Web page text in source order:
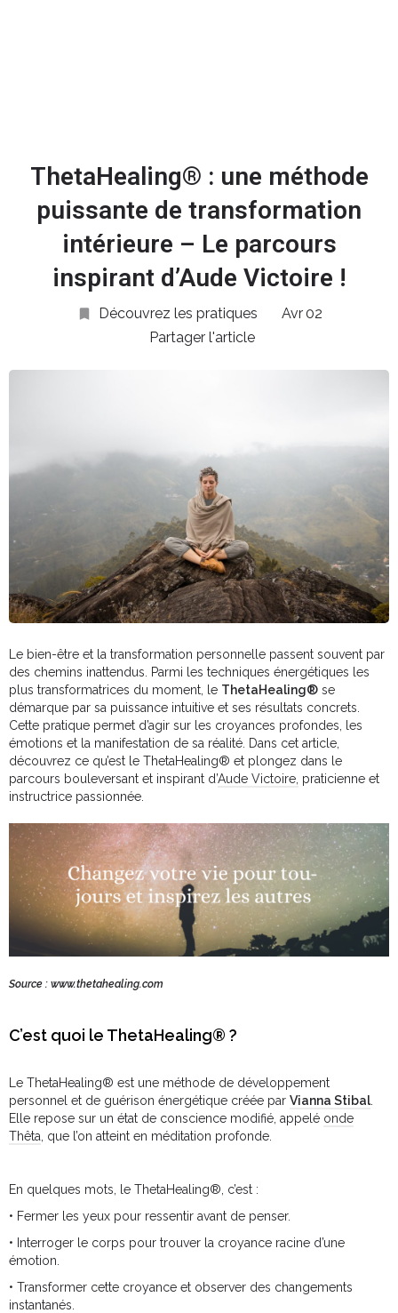
ThetaHealing® : une méthode
puissante de transformation
intérieure – Le parcours
inspirant d’Aude Victoire !
Découvrez les pratiques Avr 02
Partager l'article
Le bien-être et la transformation personnelle passent souvent par
des chemins inattendus. Parmi les techniques énergétiques les
plus transformatrices du moment, le ThetaHealing® se
démarque par sa puissance intuitive et ses résultats concrets.
Cette pratique permet d’agir sur les croyances profondes, les
émotions et la manifestation de sa réalité. Dans cet article,
découvrez ce qu’est le ThetaHealing® et plongez dans le
parcours bouleversant et inspirant d’Aude Victoire, praticienne et
instructrice passionnée.
Source : www.thetahealing.com
C’est quoi le ThetaHealing® ?
Le ThetaHealing® est une méthode de développement
personnel et de guérison énergétique créée par Vianna Stibal.
Elle repose sur un état de conscience modifié, appelé onde
Thêta , que l’on atteint en méditation profonde.
En quelques mots, le ThetaHealing®, c’est :
• Fermer les yeux pour ressentir avant de penser.
• Interroger le corps pour trouver la croyance racine d’une
émotion.
• Transformer cette croyance et observer des changements
instantanés.